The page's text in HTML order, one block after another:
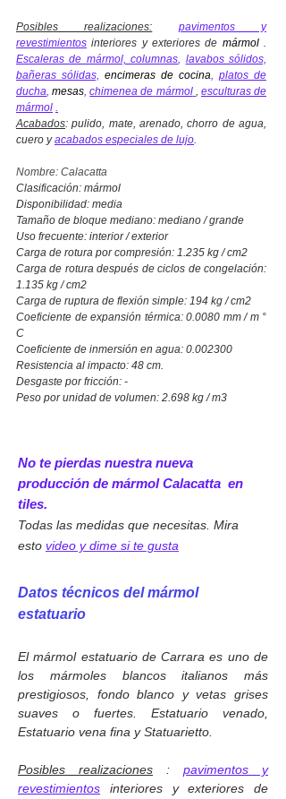
Posibles realizaciones:
pavimentos y
revestimientos interiores y exteriores de mármol .
Escaleras de mármol, columnas, lavabos sólidos,
bañeras sólidas, encimeras de cocina, platos de
ducha,mesas,chimenea de mármol , esculturas de
mármol .
Acabados: pulido, mate, arenado, chorro de agua,
cuero yacabados especiales de lujo.
Nombre: Calacatta
Clasificación: mármol
Disponibilidad: media
Tamaño de bloque mediano: mediano / grande
Uso frecuente: interior / exterior
Carga de rotura por compresión: 1.235 kg / cm2
Carga de rotura después de ciclos de congelación:
1.135 kg / cm2
Carga de ruptura de flexión simple: 194 kg / cm2
Coeficiente de expansión térmica: 0.0080 mm / m °
C
Coeficiente de inmersión en agua: 0.002300
Resistencia al impacto: 48 cm.
Desgaste por fricción: -
Peso por unidad de volumen: 2.698 kg / m3
No te pierdas nuestra nueva
producción de mármol Calacatta en
tiles.
Todas las medidas que necesitas. Mira
esto video y dime si te gusta
Datos técnicos del mármol
estatuario
El mármol estatuario de Carrara es uno de
los mármoles blancos italianos más
prestigiosos, fondo blanco y vetas grises
suaves o fuertes. Estatuario venado,
Estatuario vena fina y Statuarietto.
Posibles realizaciones :
pavimentos y
revestimientos
interiores y exteriores de